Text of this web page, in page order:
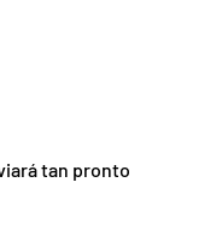
tan pronto